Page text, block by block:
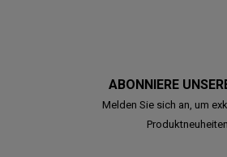
ABONNIERE
Melden Sie sich an, um